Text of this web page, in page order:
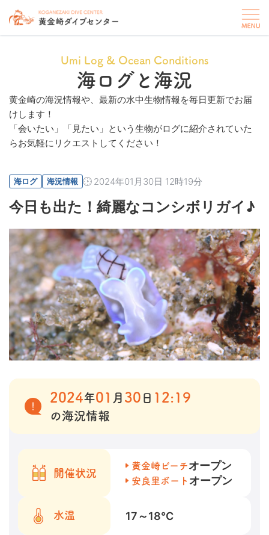
Umi Log & Ocean Conditions
海ログと海況
黄金崎の海況情報や、最新の水中生物情報を毎日更新でお届
けします！
「会いたい」「見たい」という生物がログに紹介されていた
らお気軽にリクエストしてください！
海ログ 海況情報 2024年01月30日 12時19分
今日も出た！綺麗なコンシボリガイ♪
2024年01 月 30 日 12:19
の海況情報
開催状況
黄金崎ビーチオープン
安良里ボート オープン
水温 17～18℃